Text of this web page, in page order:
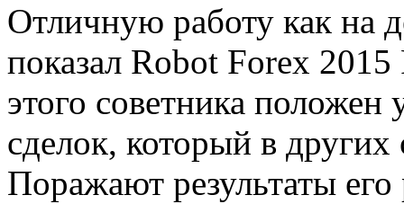
Отличную работу как на
показал Robot Forex
этого советника
сделок, который в
Поражают результаты